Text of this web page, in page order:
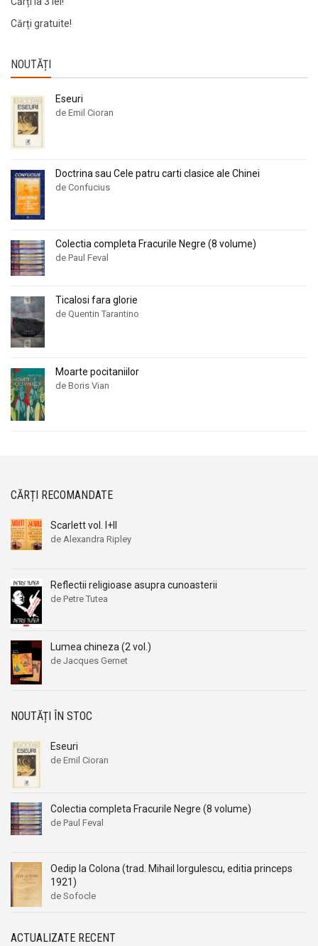
Cărți gratuite!
NOUTĂȚI
Eseuri
de Emil Cioran
Doctrina sau Cele patru carti clasice ale Chinei
de Confucius
Colectia completa Fracurile Negre (8 volume)
de Paul Feval
Ticalosi fara glorie
de Quentin Tarantino
Moarte pocitaniilor
de Boris Vian
CĂRȚI RECOMANDATE
Scarlett vol. I+II
de Alexandra Ripley
Reflectii religioase asupra cunoasterii
de Petre Tutea
Lumea chineza (2 vol.)
de Jacques Gernet
NOUTĂȚI ÎN STOC
Eseuri
de Emil Cioran
Colectia completa Fracurile Negre (8 volume)
de Paul Feval
Oedip la Colona (trad. Mihail Iorgulescu, editia princeps
1921)
de Sofocle
ACTUALIZATE RECENT